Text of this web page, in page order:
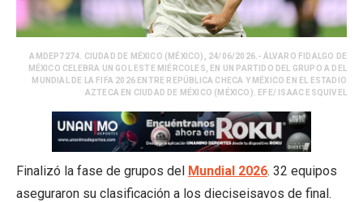
AMDEP7274. CIUDAD DE MÉXICO (MÉXICO), 24/06/2026.- ÁLVARO FIDALGO DE
MÉXICO CELEBRA UN GOL ESTE MIÉRCOLES, EN UN PARTIDO DEL GRUPO A DEL
MUNDIAL DE LA FIFA 2026 ENTRE REPÚBLICA CHECA Y MÉXICO EN EL ESTADIO
AZTECA EN CIUDAD DE MÉXICO (MÉXICO). EFE/ ISAAC ESQUIVEL
Finalizó la fase de grupos del Mundial 2026. 32 equipos
aseguraron su clasificación a los dieciseisavos de final.